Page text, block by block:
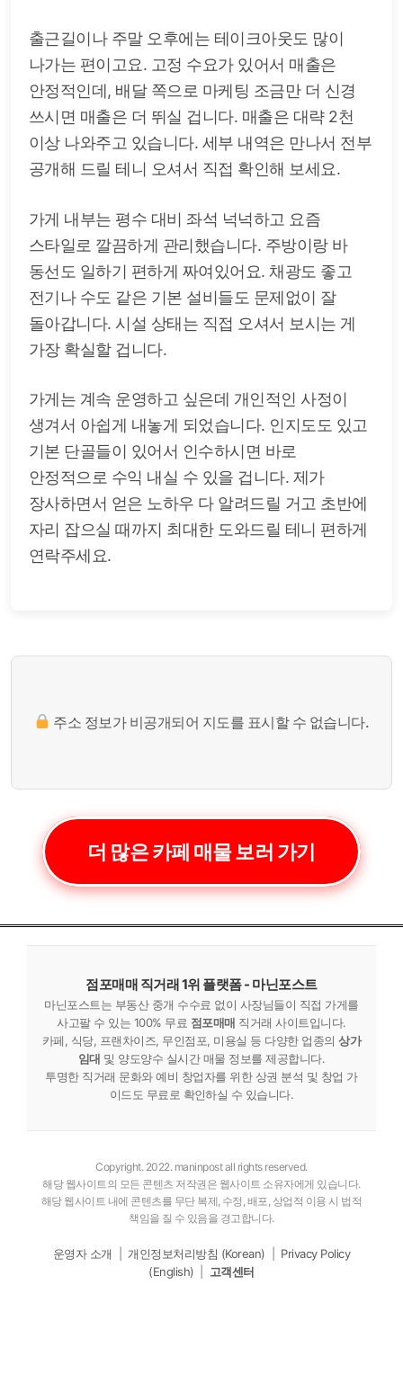
출근길이나 주말 오후에는 테이크아웃도 많이
나가는 편이고요. 고정 수요가 있어서 매출은
안정적인데, 배달 쪽으로 마케팅 조금만 더 신경
쓰시면 매출은 더 뛰실 겁니다. 매출은 대략 2천
이상 나와주고 있습니다. 세부 내역은 만나서 전부
공개해 드릴 테니 오셔서 직접 확인해 보세요.
가게 내부는 평수 대비 좌석 넉넉하고 요즘
스타일로 깔끔하게 관리했습니다. 주방이랑 바
동선도 일하기 편하게 짜여있어요. 채광도 좋고
전기나 수도 같은 기본 설비들도 문제없이 잘
돌아갑니다. 시설 상태는 직접 오셔서 보시는 게
가장 확실할 겁니다.
가게는 계속 운영하고 싶은데 개인적인 사정이
생겨서 아쉽게 내놓게 되었습니다. 인지도도 있고
기본 단골들이 있어서 인수하시면 바로
안정적으로 수익 내실 수 있을 겁니다. 제가
장사하면서 얻은 노하우 다 알려드릴 거고 초반에
자리 잡으실 때까지 최대한 도와드릴 테니 편하게
연락주세요.
주소 정보가 비공개되어 지도를 표시할 수 없습니다.
더 많은 카페 매물 보러 가기
점포매매 직거래 1위 플랫폼 - 마닌포스트
마닌포스트는 부동산 중개 수수료 없이 사장님들이 직접 가게를
사고팔 수 있는 100% 무료 점포매매 직거래 사이트입니다.
카페, 식당, 프랜차이즈, 무인점포, 미용실 등 다양한 업종의상가
임대 및 양도양수 실시간 매물 정보를 제공합니다.
투명한 직거래 문화와 예비 창업자를 위한 상권 분석 및 창업 가
이드도 무료로 확인하실 수 있습니다.
Copyright. 2022. maninpost all rights reserved.
해당 웹사이트의 모든 콘텐츠 저작권은 웹사이트 소유자에게 있습니다.
해당 웹사이트 내에 콘텐츠를 무단 복제, 수정, 배포, 상업적 이용 시 법적
책임을 질 수 있음을 경고합니다.
운영자 소개 개인정보처리방침 (Korean)
Privacy Policy
(English)
고객센터